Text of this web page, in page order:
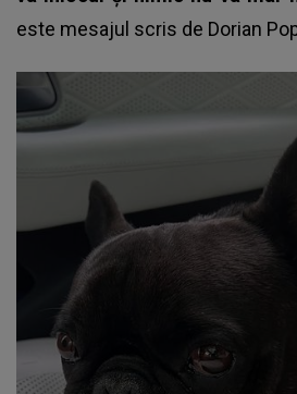
este mesajul scris de Dorian